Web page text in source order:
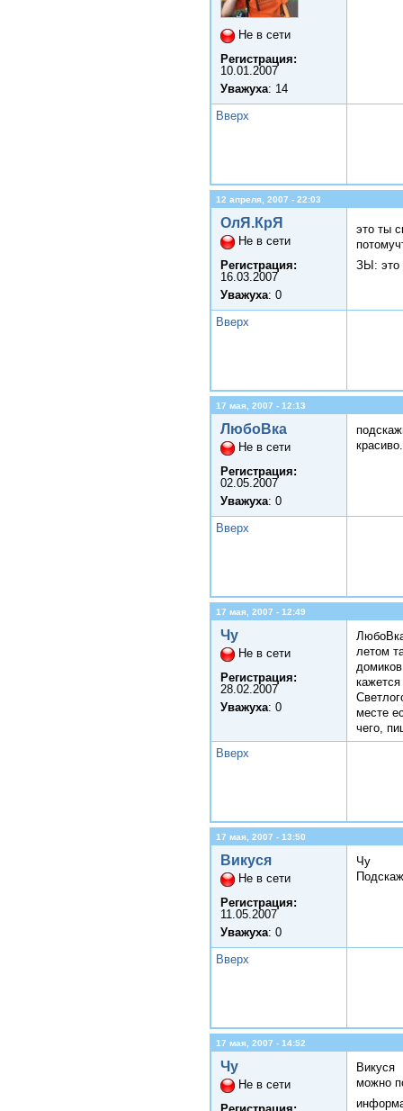
Не в сети
Регистрация:
10.01.2007
Уважуха: 14
Вверх
12 апреля, 2007 - 22:03
ОлЯ.КрЯ
Не в сети
Регистрация:
16.03.2007
Уважуха: 0
это ты
ЗЫ: это
Вверх
17 мая, 2007 - 12:13
ЛюбоВка
Не в сети
Регистрация:
02.05.2007
Уважуха: 0
Вверх
17 мая, 2007 - 12:49
Чу
Не в сети
Регистрация:
28.02.2007
Уважуха: 0
летом
месте
чего,
Вверх
17 мая, 2007 - 13:50
Викуся
Не в сети
Регистрация:
11.05.2007
Уважуха: 0
Чу
Вверх
17 мая, 2007 - 14:52
Чу
Не в сети
Викуся
можно